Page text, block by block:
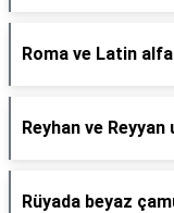
Roma ve Latin
Reyhan ve Reyyan
Rüyada beyaz